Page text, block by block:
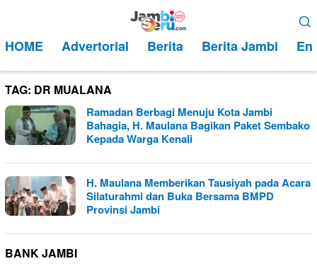
kontenMobile
HOME Advertorial Berita Berita Jambi
TAG: DR MUALANA
Ramadan Berbagi Menuju Kota Jambi
Bahagia, H. Maulana Bagikan Paket Sembako
Kepada Warga Kenali
H. Maulana Memberikan Tausiyah pada Acara
Silaturahmi dan Buka Bersama BMPD
Provinsi Jambi
BANK JAMBI